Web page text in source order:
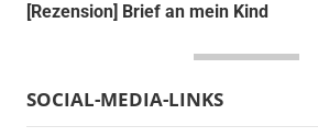
[Rezension] Brief an mein Kind
SOCIAL-MEDIA-LINKS